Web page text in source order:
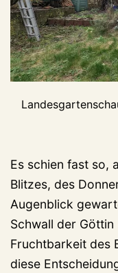
Es schien fast so,
Blitzes, des
Augenblick
Schwall der
Fruchtbarkeit des
diese